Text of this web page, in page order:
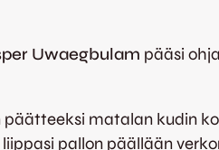
Uwaegbulam pääsi
matalan kudin
liippasi pallon päällään